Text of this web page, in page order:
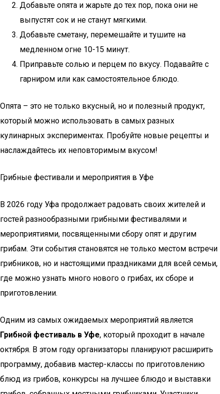
Добавьте опята и жарьте до тех пор, пока они не
выпустят сок и не станут мягкими.
Добавьте сметану, перемешайте и тушите на
медленном огне 10-15 минут.
Приправьте солью и перцем по вкусу. Подавайте с
гарниром или как самостоятельное блюдо.
Опята – это не только вкусный, но и полезный продукт,
который можно использовать в самых разных
кулинарных экспериментах. Пробуйте новые рецепты и
наслаждайтесь их неповторимым вкусом!
Грибные фестивали и мероприятия в Уфе
В 2026 году Уфа продолжает радовать своих жителей и
гостей разнообразными грибными фестивалями и
мероприятиями, посвященными сбору опят и другим
грибам. Эти события становятся не только местом встречи
грибников, но и настоящими праздниками для всей семьи,
где можно узнать много нового о грибах, их сборе и
приготовлении.
Одним из самых ожидаемых мероприятий является
Грибной фестиваль в Уфе, который проходит в начале
октября. В этом году организаторы планируют расширить
программу, добавив мастер-классы по приготовлению
блюд из грибов, конкурсы на лучшее блюдо и выставки